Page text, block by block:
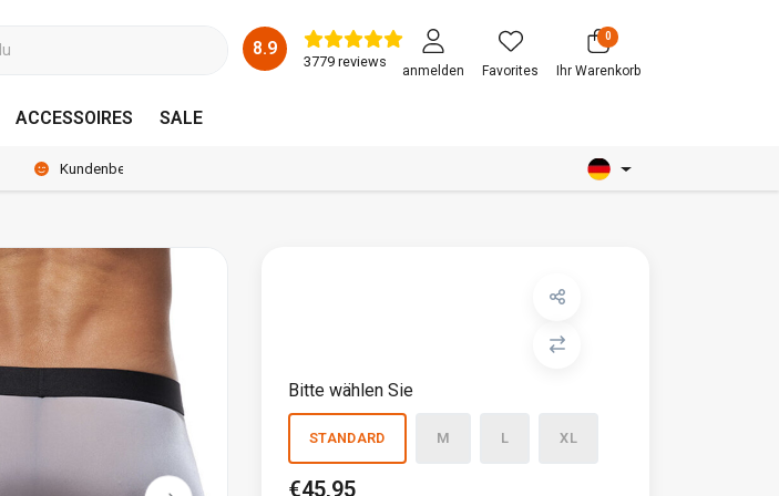
8.9
3779 reviews
anmelden Favorites
0
Ihr Warenkorb
ACCESSOIRES SALE
Kundenbewertung 8.9 /10
Bitte wählen Sie
STANDARD M L XL
€45,95